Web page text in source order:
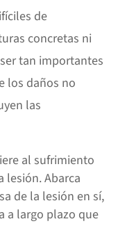
de
concretas ni
tan importantes
los daños no
las
al sufrimiento
lesión. Abarca
de la lesión en sí,
a largo plazo que